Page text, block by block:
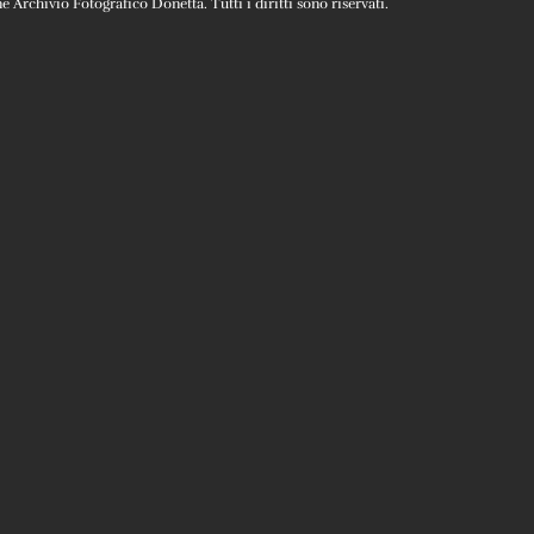
Archivio Fotografico Donetta. Tutti i diritti sono riservati.